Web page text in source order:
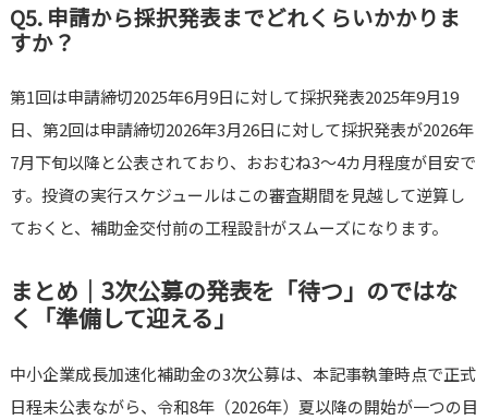
Q5. 申請から採択発表までどれくらいかかりま
すか？
第1回は申請締切2025年6月9日に対して採択発表2025年9月19
日、第2回は申請締切2026年3月26日に対して採択発表が2026年
7月下旬以降と公表されており、おおむね3〜4カ月程度が目安で
す。投資の実行スケジュールはこの審査期間を見越して逆算し
ておくと、補助金交付前の工程設計がスムーズになります。
まとめ｜3次公募の発表を「待つ」のではな
く「準備して迎える」
中小企業成長加速化補助金の3次公募は、本記事執筆時点で正式
日程未公表ながら、令和8年（2026年）夏以降の開始が一つの目